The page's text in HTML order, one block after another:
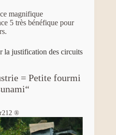
magnifique
5 très bénéfique pour
la justification des circuits
= Petite fourmi
®